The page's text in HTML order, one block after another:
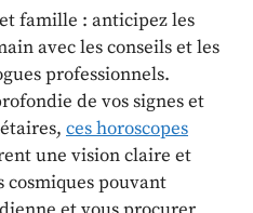
famille : anticipez les
avec les conseils et les
professionnels.
de vos signes et
ces horoscopes
une vision claire et
cosmiques pouvant